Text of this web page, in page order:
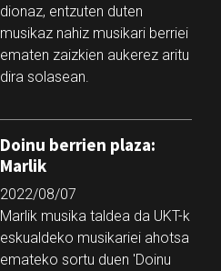
dionaz, entzuten duten
musikaz nahiz musikari berriei
ematen zaizkien aukerez aritu
dira solasean.
Doinu berrien plaza:
Marlik
2022/08/07
Marlik musika taldea da UKT-k
eskualdeko musikariei ahotsa
emateko sortu duen 'Doinu